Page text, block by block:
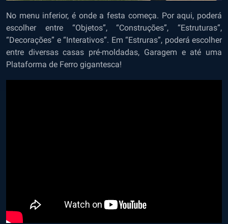
No menu inferior, é onde a festa começa. Por aqui, poderá
escolher entre “Objetos”, “Construções”, “Estruturas”,
“Decorações” e “Interativos”. Em “Estruras”, poderá escolher
entre diversas casas pré-moldadas, Garagem e até uma
Plataforma de Ferro gigantesca!